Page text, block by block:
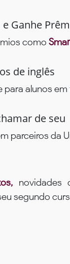
Ganhe
como
de inglês
para alunos
de seu
parceiros da
novidades
segundo